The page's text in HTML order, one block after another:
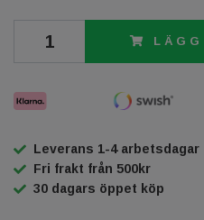
Leverans 1-4 arbetsdagar
Fri frakt från 500kr
30 dagars öppet köp